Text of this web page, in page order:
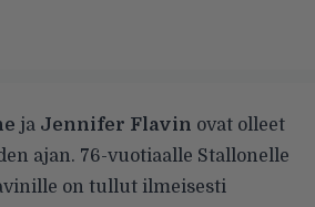
ja Jennifer Flavin ovat olleet
ajan. 76-vuotiaalle Stallonelle
on tullut ilmeisesti